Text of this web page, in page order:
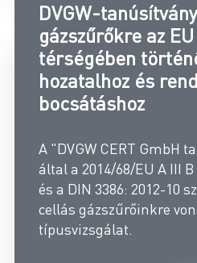
DVGW-
gázszűrőkre az
térségében
hozatalhoz és
bocsátáshoz
A "DVGW CERT GmbH
által a 2014/68/EU A III
és a DIN 3386: 2012-10
cellás gázszűrőinkre
típusvizsgálat.